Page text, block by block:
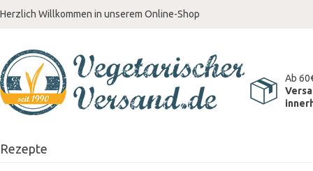
Herzlich Willkommen in unserem Online-Shop
Ab
Rezepte